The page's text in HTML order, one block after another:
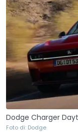
Dodge Charger
Foto di: Dodge